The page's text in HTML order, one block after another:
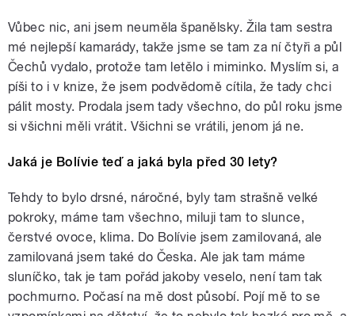
Vůbec nic, ani jsem neuměla španělsky. Žila tam sestra
mé nejlepší kamarády, takže jsme se tam za ní čtyři a půl
Čechů vydalo, protože tam letělo i miminko. Myslím si, a
píši to i v knize, že jsem podvědomě cítila, že tady chci
pálit mosty. Prodala jsem tady všechno, do půl roku jsme
si všichni měli vrátit. Všichni se vrátili, jenom já ne.
Jaká je Bolívie teď a jaká byla před 30 lety?
Tehdy to bylo drsné, náročné, byly tam strašně velké
pokroky, máme tam všechno, miluji tam to slunce,
čerstvé ovoce, klima. Do Bolívie jsem zamilovaná, ale
zamilovaná jsem také do Česka. Ale jak tam máme
sluníčko, tak je tam pořád jakoby veselo, není tam tak
pochmurno. Počasí na mě dost působí. Pojí mě to se